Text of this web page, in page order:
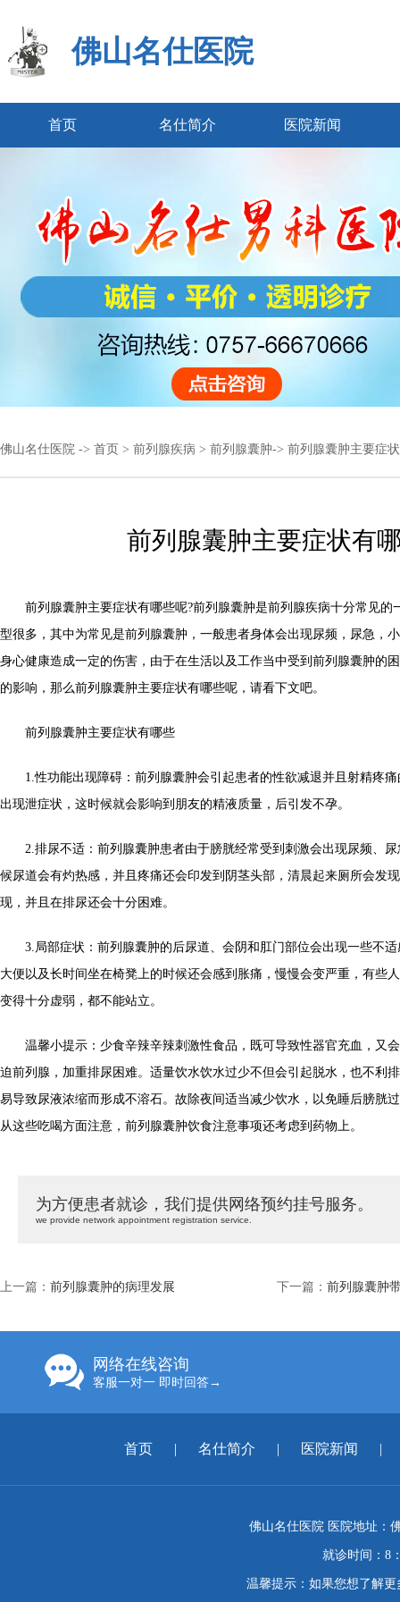
佛山名仕医院
首页 名仕简介 医院新闻
佛山名仕医院 -> 首页 > 前列腺疾病 > 前列腺囊肿-> 前列腺囊肿主要症
前列腺囊肿主要症状有
前列腺囊肿主要症状有哪些呢?前列腺囊肿是前列腺疾病十分常见的
型很多，其中为常见是前列腺囊肿，一般患者身体会出现尿频，尿急，
身心健康造成一定的伤害，由于在生活以及工作当中受到前列腺囊肿的
的影响，那么前列腺囊肿主要症状有哪些呢，请看下文吧。
前列腺囊肿主要症状有哪些
1.性功能出现障碍：前列腺囊肿会引起患者的性欲减退并且射精疼痛
出现泄症状，这时候就会影响到朋友的精液质量，后引发不孕。
2.排尿不适：前列腺囊肿患者由于膀胱经常受到刺激会出现尿频、尿
候尿道会有灼热感，并且疼痛还会印发到阴茎头部，清晨起来厕所会发
现，并且在排尿还会十分困难。
3.局部症状：前列腺囊肿的后尿道、会阴和肛门部位会出现一些不适
大便以及长时间坐在椅凳上的时候还会感到胀痛，慢慢会变严重，有些
变得十分虚弱，都不能站立。
温馨小提示：少食辛辣辛辣刺激性食品，既可导致性器官充血，又
迫前列腺，加重排尿困难。适量饮水饮水过少不但会引起脱水，也不利
易导致尿液浓缩而形成不溶石。故除夜间适当减少饮水，以免睡后膀胱
从这些吃喝方面注意，前列腺囊肿饮食注意事项还考虑到药物上。
为方便患者就诊，我们提供网络预约挂号服务。
we provide network appointment registration service.
上一篇： 前列腺囊肿的病理发展 下一篇： 前列腺囊肿
网络在线咨询
客服一对一 即时回答→
首页 | 名仕简介 | 医院新闻 |
佛山名仕医院 医院地址：
就诊时间：8
温馨提示：如果您想了解